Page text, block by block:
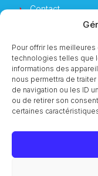
Pour offrir les
technologies telles que
informations des
nous permettra de
de navigation ou les ID
ou de retirer son
certaines
Contact
Newsletter
Vous souhaitez suivre